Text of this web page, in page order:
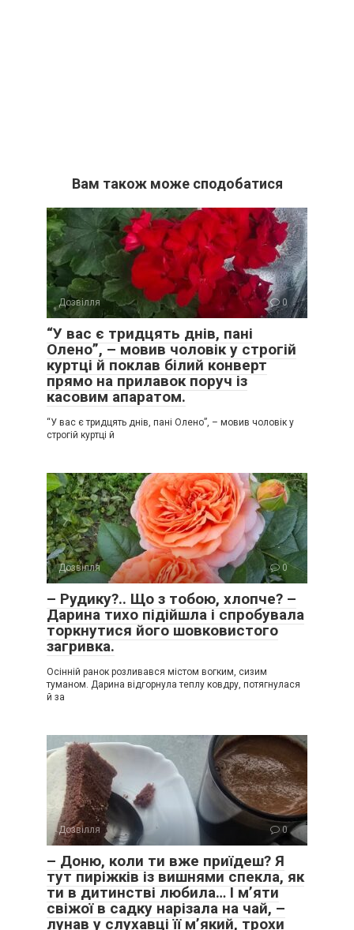
Вам також може сподобатися
Дозвілля 0
“У вас є тридцять днів, пані
Олено”, – мовив чоловік у строгій
куртці й поклав білий конверт
прямо на прилавок поруч із
касовим апаратом.
“У вас є тридцять днів, пані Олено”, – мовив чоловік у
строгій куртці й
Дозвілля 0
– Рудику?.. Що з тобою, хлопче? –
Дарина тихо підійшла і спробувала
торкнутися його шовковистого
загривка.
Осінній ранок розливався містом вогким, сизим
туманом. Дарина відгорнула теплу ковдру, потягнулася
й за
Дозвілля 0
– Доню, коли ти вже приїдеш? Я
тут пиріжків із вишнями спекла, як
ти в дитинстві любила… І м’яти
свіжої в садку нарізала на чай, –
лунав у слухавці її м’який, трохи